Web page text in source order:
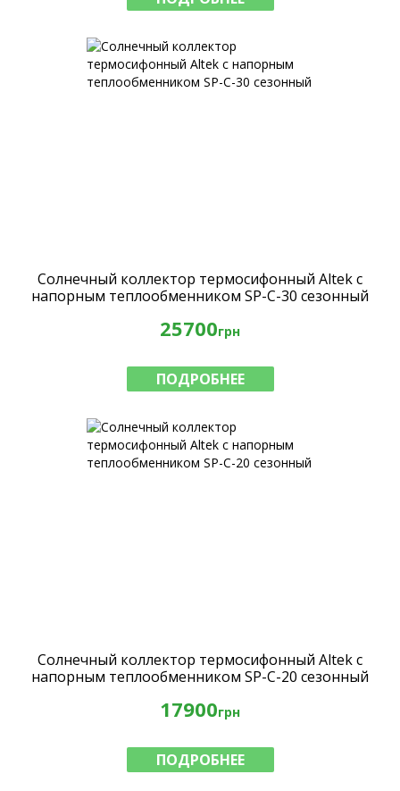
Солнечный коллектор термосифонный Altek с
напорным теплообменником SP-C-30 сезонный
25700грн
ПОДРОБНЕЕ
Солнечный коллектор термосифонный Altek с
напорным теплообменником SP-C-20 сезонный
17900грн
ПОДРОБНЕЕ